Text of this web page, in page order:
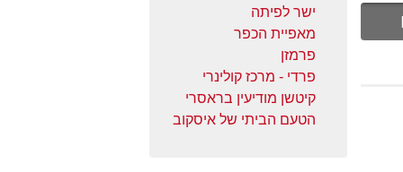
ישר לפיתה
מאפיית הכפר
פרמזן
פרדי - מרכז קולינרי
קיטשן מודיעין בראסרי
הטעם הביתי של איסקוב